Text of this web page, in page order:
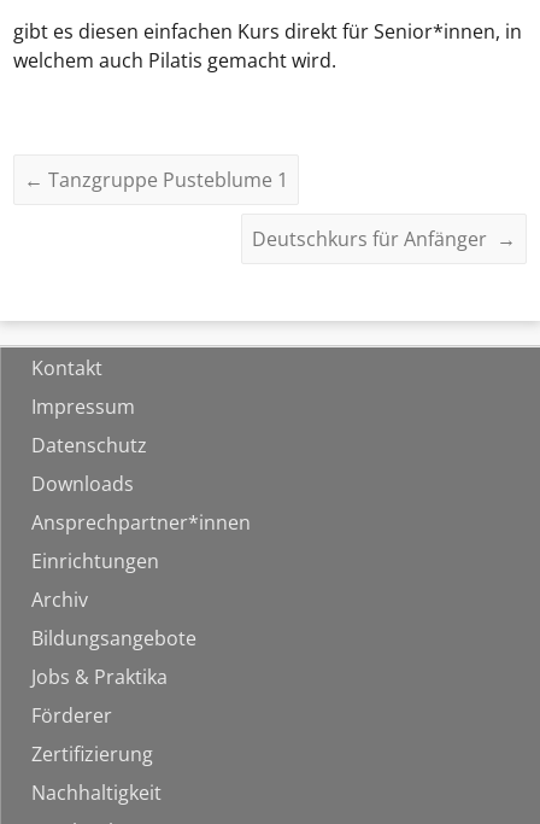
gibt es diesen einfachen Kurs direkt für Senior*innen, in
welchem auch Pilatis gemacht wird.
← Tanzgruppe Pusteblume 1
Deutschkurs für Anfänger →
Kontakt
Impressum
Datenschutz
Downloads
Ansprechpartner*innen
Einrichtungen
Archiv
Bildungsangebote
Jobs & Praktika
Förderer
Zertifizierung
Nachhaltigkeit